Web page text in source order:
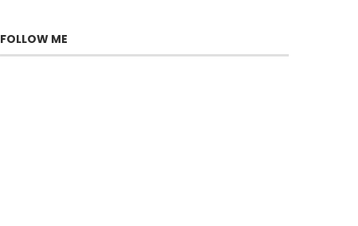
FOLLOW ME